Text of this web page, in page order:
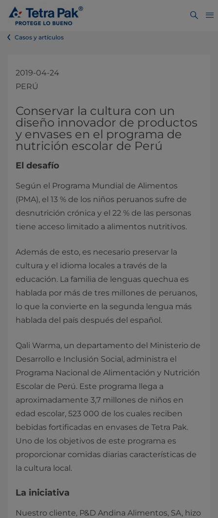
Casos y artículos
2019-04-24
PERÚ
Conservar la cultura con un
diseño innovador de productos
y envases en el programa de
nutrición escolar de Perú
El desafío
Según el Programa Mundial de Alimentos
(PMA), el 13 % de los niños peruanos sufre de
desnutrición crónica y el 22 % de las personas
tiene acceso limitado a alimentos nutritivos.
Además de esto, es necesario preservar la
cultura y el idioma locales a través de la
educación. La familia de lenguas quechua es
hablada por más de tres millones de peruanos,
lo que la convierte en la segunda lengua más
hablada del país después del español.
Qali Warma, un departamento del Ministerio de
Desarrollo e Inclusión Social, administra el
Programa Nacional de Alimentación y Nutrición
Escolar de Perú. Este programa llega a
aproximadamente 3,7 millones de niños en
edad escolar, 523 000 de los cuales reciben
bebidas fortificadas en envases de Tetra Pak.
Uno de los objetivos de este programa es
proporcionar comidas diarias características de
la cultura local.
La iniciativa
Nuestro cliente, P&D Andina Alimentos, SA, hizo